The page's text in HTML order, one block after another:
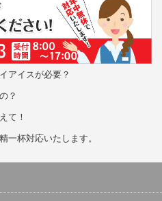
アイスが必要？
？
て！
一杯対応いたします。